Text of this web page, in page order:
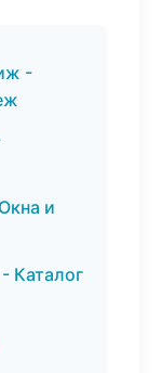
-
и
Каталог